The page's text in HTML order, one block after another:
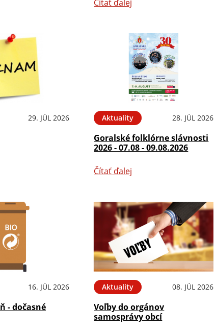
Čítať ďalej
29. JÚL 2026 Aktuality 28. JÚL 2026
Goralské folklórne slávnosti
2026 - 07.08 - 09.08.2026
Čítať ďalej
16. JÚL 2026
- dočasné
Aktuality 08. JÚL 2026
Voľby do orgánov
samosprávy obcí